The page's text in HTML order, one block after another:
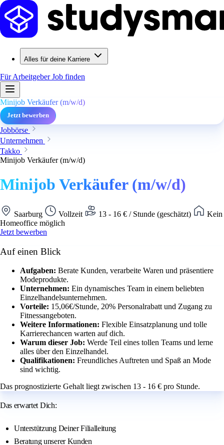
Alles für deine Karriere
Für ArbeitgeberJob finden
Minijob Verkäufer (m/w/d)
Jetzt bewerben
Jobbörse
Unternehmen
Takko
Minijob Verkäufer (m/w/d)
Minijob Verkäufer (m/w/d)
Saarburg Vollzeit 13 - 16 € / Stunde (geschätzt)
Kein
Homeoffice möglich
Jetzt bewerben
Auf einen Blick
Aufgaben: Berate Kunden, verarbeite Waren und präsentiere
Modeprodukte.
Unternehmen: Ein dynamisches Team in einem beliebten
Einzelhandelsunternehmen.
Vorteile: 15,06€/Stunde, 20% Personalrabatt und Zugang zu
Fitnessangeboten.
Weitere Informationen: Flexible Einsatzplanung und tolle
Karrierechancen warten auf dich.
Warum dieser Job: Werde Teil eines tollen Teams und lerne
alles über den Einzelhandel.
Qualifikationen: Freundliches Auftreten und Spaß an Mode
sind wichtig.
Das prognostizierte Gehalt liegt zwischen 13 - 16 € pro Stunde.
Das erwartet Dich:
Unterstützung Deiner Filialleitung
Beratung unserer Kunden